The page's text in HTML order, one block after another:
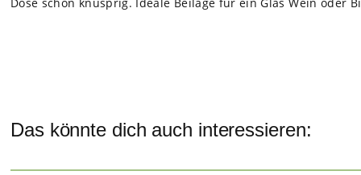
Das könnte dich auch interessieren: